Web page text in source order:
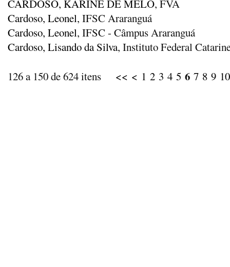
CARDOSO, KARINE DE MELO, FVA
Cardoso, Leonel, IFSC Araranguá
Cardoso, Leonel, IFSC - Câmpus Araranguá
Cardoso, Lisando da Silva, Instituto Federal
126 a 150 de 624 itens << < 1 2 3 4 5 6 7 8 9 10